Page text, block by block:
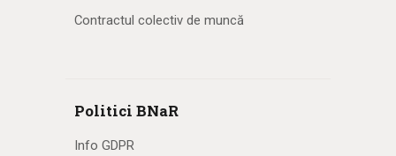
Contractul colectiv de muncă
Politici BNaR
Info GDPR